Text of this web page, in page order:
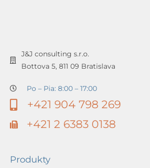
J&J consulting s.r.o.
Bottova 5, 811 09 Bratislava
Po – Pia: 8:00 – 17:00
+421 904 798 269
+421 2 6383 0138
Produkty